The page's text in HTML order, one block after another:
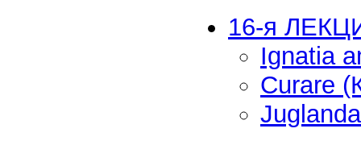
16-я
Ignatia
Curare